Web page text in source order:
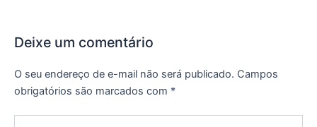
Deixe um comentário
O seu endereço de e-mail não será publicado. Campos
obrigatórios são marcados com *